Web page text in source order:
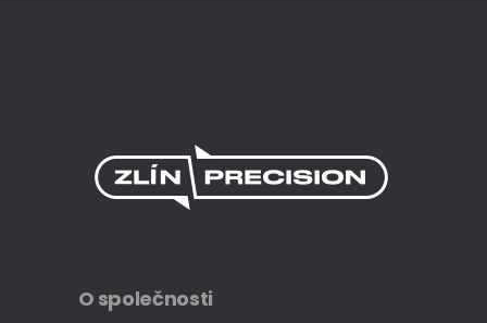
O společnosti